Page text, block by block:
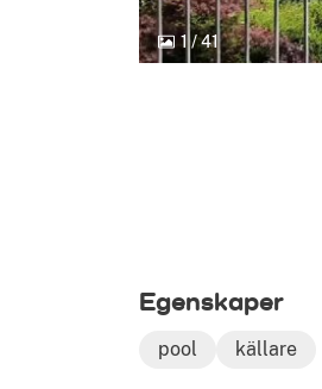
1 /41
Egenskaper
pool källare